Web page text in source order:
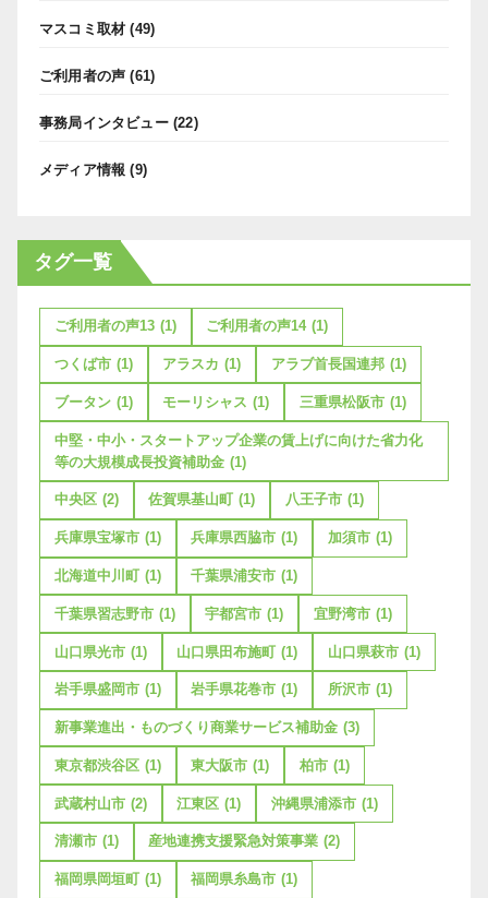
マスコミ取材 (49)
ご利用者の声 (61)
事務局インタビュー(22)
メディア情報 (9)
タグ一覧
ご利用者の声13 (1) ご利用者の声14 (1)
つくば市 (1) アラスカ (1) アラブ首長国連邦 (1)
ブータン (1) モーリシャス (1) 三重県松阪市 (1)
中堅・中小・スタートアップ企業の賃上げに向けた省力化
等の大規模成長投資補助金 (1)
中央区 (2) 佐賀県基山町 (1) 八王子市 (1)
兵庫県宝塚市 (1) 兵庫県西脇市 (1) 加須市 (1)
北海道中川町 (1) 千葉県浦安市 (1)
千葉県習志野市 (1) 宇都宮市 (1) 宜野湾市 (1)
山口県光市 (1) 山口県田布施町 (1) 山口県萩市 (1)
岩手県盛岡市 (1) 岩手県花巻市 (1) 所沢市 (1)
新事業進出・ものづくり商業サービス補助金 (3)
東京都渋谷区 (1) 東大阪市 (1) 柏市 (1)
武蔵村山市 (2) 江東区 (1) 沖縄県浦添市 (1)
清瀬市 (1) 産地連携支援緊急対策事業 (2)
福岡県岡垣町 (1) 福岡県糸島市 (1)